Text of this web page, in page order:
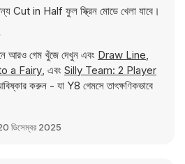
Cut in Half ফুল স্ক্রিন মোডে খেলা যাবে।
আরও গেম খুঁজে দেখুন এবং Draw Line,
a Fairy, এবং Silly Team: 2 Player
করুন - যা Y8 গেমসে তাৎক্ষণিকভাবে
ডিসেম্বর 2025